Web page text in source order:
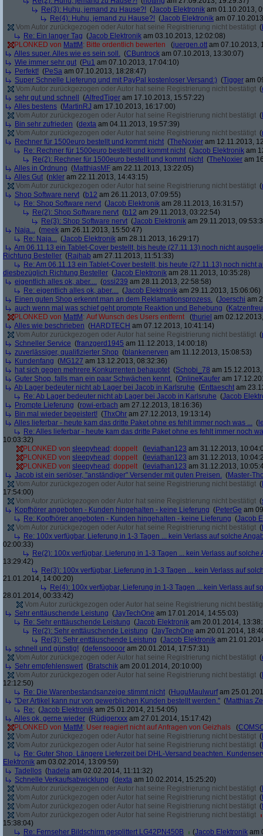
Re(3): Huhu, jemand zu Hause?! (Jacob Elektronik am 01.10.2013,
Re(4): Huhu, jemand zu Hause?! (Jacob Elektronik am
Vom Autor zurückgezogen oder Autor hat seine Registrierung nicht bestätigt (
Re: Ein langer Tag (Jacob Elektronik am 03.10.2013, 12:02:08)
PLONKED von MattM : Bitte ordentlich bewerten (juergen.ott am 07.10.2013,
Alles super. Alles wie es sein soll. (CBuntrock am 07.10.2013, 13:30:07)
Wie immer sehr gut (Pu1 am 07.10.2013, 17:04:10)
Perfekt! (PeSa am 07.10.2013, 18:28:47)
Super Schnelle Lieferung und mit PayPal kostenloser Versand:) (Tigger am
Vom Autor zurückgezogen oder Autor hat seine Registrierung nicht bestätigt (
sehr gut und schnell
(AlfredTiger am 17.10.2013, 15:57:22)
Alles bestens (MartinRJ am 17.10.2013, 16:17:00)
Vom Autor zurückgezogen oder Autor hat seine Registrierung nicht bestätigt (
Bin sehr zufrieden (dexta am 04.11.2013, 19:57:39)
Vom Autor zurückgezogen oder Autor hat seine Registrierung nicht bestätigt (
Rechner für 1500euro bestellt und kommt nicht (TheNoxier am 12.11.2013,
Re: Rechner für 1500euro bestellt und kommt nicht (Jacob Elektronik am
Re(2): Rechner für 1500euro bestellt und kommt nicht (TheNoxier am
Alles in Ordnung (MatthiasMF am 22.11.2013, 13:22:05)
Alles Gut (nkler am 22.11.2013, 14:43:15)
Vom Autor zurückgezogen oder Autor hat seine Registrierung nicht bestätigt (
Shop Software nervt (b12 am 26.11.2013, 07:09:55)
Re: Shop Software nervt (Jacob Elektronik am 28.11.2013, 16:31:57)
Re(2): Shop Software nervt (b12 am 29.11.2013, 03:22:54)
Re(3): Shop Software nervt (Jacob Elektronik am 29.11.2013,
Naja... (meek am 26.11.2013, 15:50:47)
Re: Naja... (Jacob Elektronik am 28.11.2013, 16:29:17)
Am 06.11.13 ein Tablet-Cover bestellt, bis heute (27.11.13) noch nicht
Richtung Besteller (Rajhab am 27.11.2013, 11:51:33)
Re: Am 06.11.13 ein Tablet-Cover bestellt, bis heute (27.11.13) noch nicht
diesbezüglich Richtung Besteller (Jacob Elektronik am 28.11.2013, 10:35:28)
eigentlich alles ok, aber.... (ossi239 am 28.11.2013, 22:58:58)
Re: eigentlich alles ok, aber.... (Jacob Elektronik am 29.11.2013, 15:06:06)
Einen guten Shop erkennt man an dem Reklamationsprozess. (Joerschi am
auch wenn mal was schief geht prompte Reaktion und Behebung (
PLONKED von MattM : Auf Wunsch des Users entfernt (thuriel am
Alles wie beschrieben (HARDTECH am 07.12.2013, 10:41:14)
Vom Autor zurückgezogen oder Autor hat seine Registrierung nicht bestätigt (
Schneller Service (franzgerd1945 am 11.12.2013, 14:00:18)
zuverlässiger, qualifizierter Shop (blankenerven am 11.12.2013, 15:08:53)
Kundenfang (MG127 am 13.12.2013, 08:32:36)
hat sich gegen mehrere Konkurrenten behauptet (Schobi_78 am
Guter Shop, falls man ein paar Schwächen kennt. (OnlineKaufer am
Ab Lager bedeuter nicht ab Lager bei Jacob in Karlsruhe (Enttaescht am
Re: Ab Lager bedeuter nicht ab Lager bei Jacob in Karlsruhe (Jacob
Prompte Lieferung (rowi-erbach am 27.12.2013, 18:16:36)
Bin mal wieder begeistert! (ThxOhr am 27.12.2013, 19:13:14)
Alles lieferbar - heute kam das dritte Paket ohne es fehlt immer noch was ... (
Re: Alles lieferbar - heute kam das dritte Paket ohne es fehlt immer noch
10:03:32)
PLONKED von sleepyhead : doppelt ( leviathan123 am 31.12.2013,
PLONKED von sleepyhead : doppelt ( leviathan123 am 31.12.2013,
PLONKED von sleepyhead : doppelt ( leviathan123 am 31.12.2013,
Jacob ist ein seriöser, "anständiger" Versender mit guten Preisen. (Master-
Vom Autor zurückgezogen oder Autor hat seine Registrierung nicht bestätigt (
17:54:00)
Vom Autor zurückgezogen oder Autor hat seine Registrierung nicht bestätigt (
Kopfhörer angeboten - Kunden hingehalten - keine Lieferung (PeterGe am
Re: Kopfhörer angeboten - Kunden hingehalten - keine Lieferung (Jacob
Vom Autor zurückgezogen oder Autor hat seine Registrierung nicht bestätigt (
Re: 100x verfügbar, Lieferung in 1-3 Tagen ... kein Verlass auf solche
02:00:33)
Re(2): 100x verfügbar, Lieferung in 1-3 Tagen ... kein Verlass auf solche
13:29:42)
Re(3): 100x verfügbar, Lieferung in 1-3 Tagen ... kein Verlass auf
21.01.2014, 14:00:20)
Re(4): 100x verfügbar, Lieferung in 1-3 Tagen ... kein Verlass auf
28.01.2014, 00:33:42)
Vom Autor zurückgezogen oder Autor hat seine Registrierung nicht
Sehr enttäuschende Leistung (JayTechOne am 17.01.2014, 14:55:03)
Re: Sehr enttäuschende Leistung (Jacob Elektronik am 20.01.2014,
Re(2): Sehr enttäuschende Leistung (JayTechOne am 20.01.2014,
Re(3): Sehr enttäuschende Leistung (Jacob Elektronik am
schnell und günstig! (defensoooor am 20.01.2014, 17:57:31)
Vom Autor zurückgezogen oder Autor hat seine Registrierung nicht bestätigt (
Sehr empfehlenswert (Bratschik am 20.01.2014, 20:10:00)
Vom Autor zurückgezogen oder Autor hat seine Registrierung nicht bestätigt (
12:12:50)
Re: Die Warenbestandsanzeige stimmt nicht (HuguMaulwurfam
"Der Artikel kann nur von gewerblichen Kunden bestellt werden." (Matthias
Re: (Jacob Elektronik am 25.01.2014, 21:54:05)
Alles ok, gerne wieder (Rüdigerxxx am 27.01.2014, 15:17:42)
PLONKED von MattM : User reagiert nicht auf Anfragen von Geizhals (
Vom Autor zurückgezogen oder Autor hat seine Registrierung nicht bestätigt (
Vom Autor zurückgezogen oder Autor hat seine Registrierung nicht bestätigt (
Re: Guter Shop. Längere Lieferzeit bei DHL-Versand beachten.
Elektronik am 03.02.2014, 13:09:59)
Tadellos (hadela am 02.02.2014, 11:11:32)
Schnelle Verkaufsabwicklung (dexta am 10.02.2014, 15:25:20)
Vom Autor zurückgezogen oder Autor hat seine Registrierung nicht bestätigt (
Vom Autor zurückgezogen oder Autor hat seine Registrierung nicht bestätigt (
Vom Autor zurückgezogen oder Autor hat seine Registrierung nicht bestätigt (
Vom Autor zurückgezogen oder Autor hat seine Registrierung nicht bestätigt
15:38:04)
Re: Fernseher Bildschirm gesplittert LG42PN450B
(Jacob Elektronik am